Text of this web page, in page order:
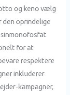
og keno vælg
den oprindelige
for at
respektere
inkluderer
kampagner,